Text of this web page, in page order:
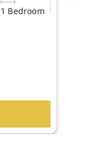
1 Bedroom